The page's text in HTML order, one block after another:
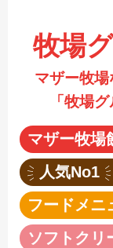
牧場
マザー牧
「牧場
マザー牧場
人気No1
フードメニ
ソフトクリ